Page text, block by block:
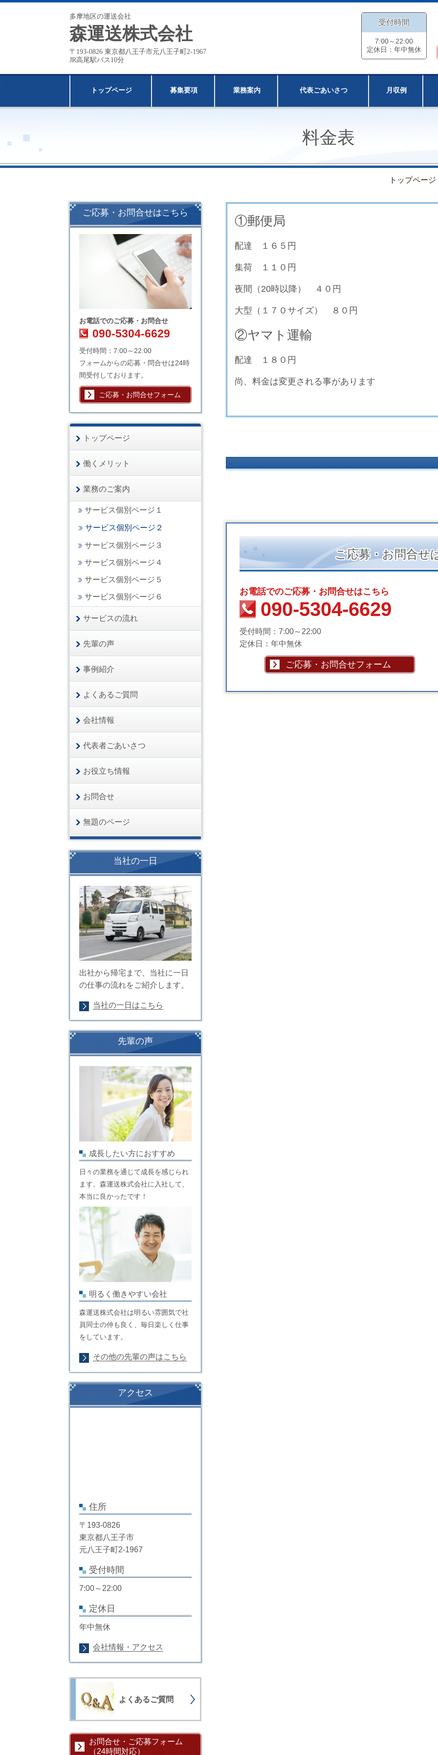
多摩地区の運送会社
森運送株式会社
〒193-0826 東京都八王子市元八王子町2-1967
JR高尾駅バス10分
受付時間
7:00～22:00
定休日：年中無休
トップページ 募集要項 業務案内 代表ごあいさつ 月収例
料金表
トップページ
①郵便局
配達 １６５円
集荷 １１０円
夜間（20時以降） ４０円
大型（１７０サイズ） ８０円
②ヤマト運輸
配達 １８０円
尚、料金は変更される事があります
ご応募・お問合せ
お電話でのご応募・お問合せはこちら
090-5304-6629
受付時間：7:00～22:00
定休日：年中無休
ご応募・お問合せフォーム
ご応募・お問合せはこちら
お電話でのご応募・お問合せ
090-5304-6629
受付時間：7:00～22:00
フォームからの応募・問合せは24時
間受付しております。
ご応募・お問合せフォーム
トップページ
働くメリット
業務のご案内
サービス個別ページ１
サービス個別ページ２
サービス個別ページ３
サービス個別ページ４
サービス個別ページ５
サービス個別ページ６
サービスの流れ
先輩の声
事例紹介
よくあるご質問
会社情報
代表者ごあいさつ
お役立ち情報
お問合せ
無題のページ
当社の一日
出社から帰宅まで、当社に一日
の仕事の流れをご紹介します。
当社の一日はこちら
先輩の声
成長したい方におすすめ
日々の業務を通じて成長を感じられ
ます。森運送株式会社に入社して、
本当に良かったです！
明るく働きやすい会社
森運送株式会社は明るい雰囲気で社
員同士の仲も良く、毎日楽しく仕事
をしています。
その他の先輩の声はこちら
アクセス
住所
〒193-0826
東京都八王子市
元八王子町2-1967
受付時間
7:00～22:00
定休日
年中無休
会社情報・アクセス
よくあるご質問
お問合せ・ご応募フォーム
（24時間対応）